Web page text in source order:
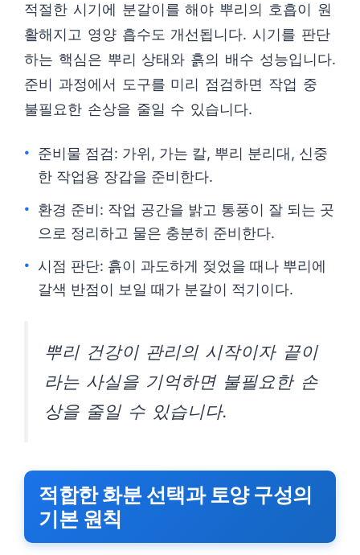
적절한 시기에 분갈이를 해야 뿌리의 호흡이 원
활해지고 영양 흡수도 개선됩니다. 시기를 판단
하는 핵심은 뿌리 상태와 흙의 배수 성능입니다.
준비 과정에서 도구를 미리 점검하면 작업 중
불필요한 손상을 줄일 수 있습니다.
준비물 점검: 가위, 가는 칼, 뿌리 분리대, 신중
한 작업용 장갑을 준비한다.
환경 준비: 작업 공간을 밝고 통풍이 잘 되는 곳
으로 정리하고 물은 충분히 준비한다.
시점 판단: 흙이 과도하게 젖었을 때나 뿌리에
갈색 반점이 보일 때가 분갈이 적기이다.
뿌리 건강이 관리의 시작이자 끝이
라는 사실을 기억하면 불필요한 손
상을 줄일 수 있습니다.
적합한 화분 선택과 토양 구성의
기본 원칙